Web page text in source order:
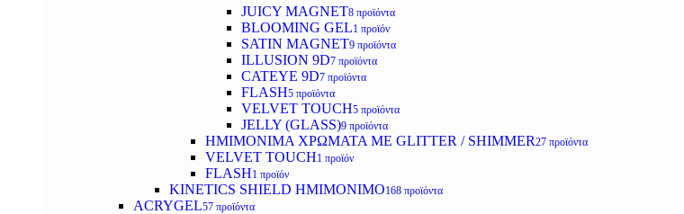
JUICY MAGNET8 προϊόντα
BLOOMING GEL1 προϊόν
SATIN MAGNET9 προϊόντα
ILLUSION 9D7 προϊόντα
CATEYE 9D7 προϊόντα
FLASH5 προϊόντα
VELVET TOUCH5 προϊόντα
JELLY (GLASS)9 προϊόντα
ΗΜΙΜΟΝΙΜA ΧΡΩΜΑΤΑ ΜΕ GLITTER / SHIMMER27 προϊόντα
VELVET TOUCH1 προϊόν
FLASH1 προϊόν
KINETICS SHIELD ΗΜΙΜΟΝΙΜΟ168 προϊόντα
ACRYGEL57 προϊόντα